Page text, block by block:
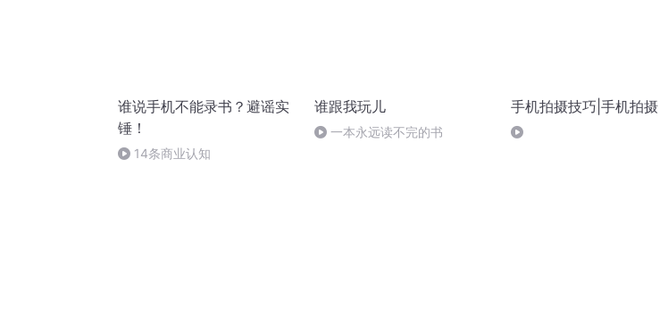
谁说手机不能录书？避谣实
锤！
14条商业认知
谁跟我玩儿
一本永远读不完的书
手机拍摄技巧|手机拍摄